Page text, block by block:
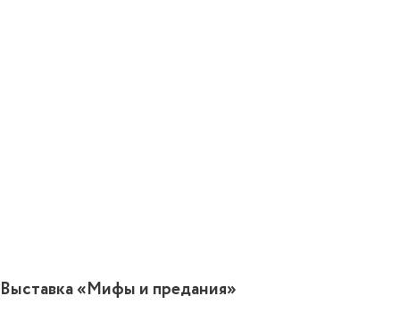
Выставка «Мифы и предания»